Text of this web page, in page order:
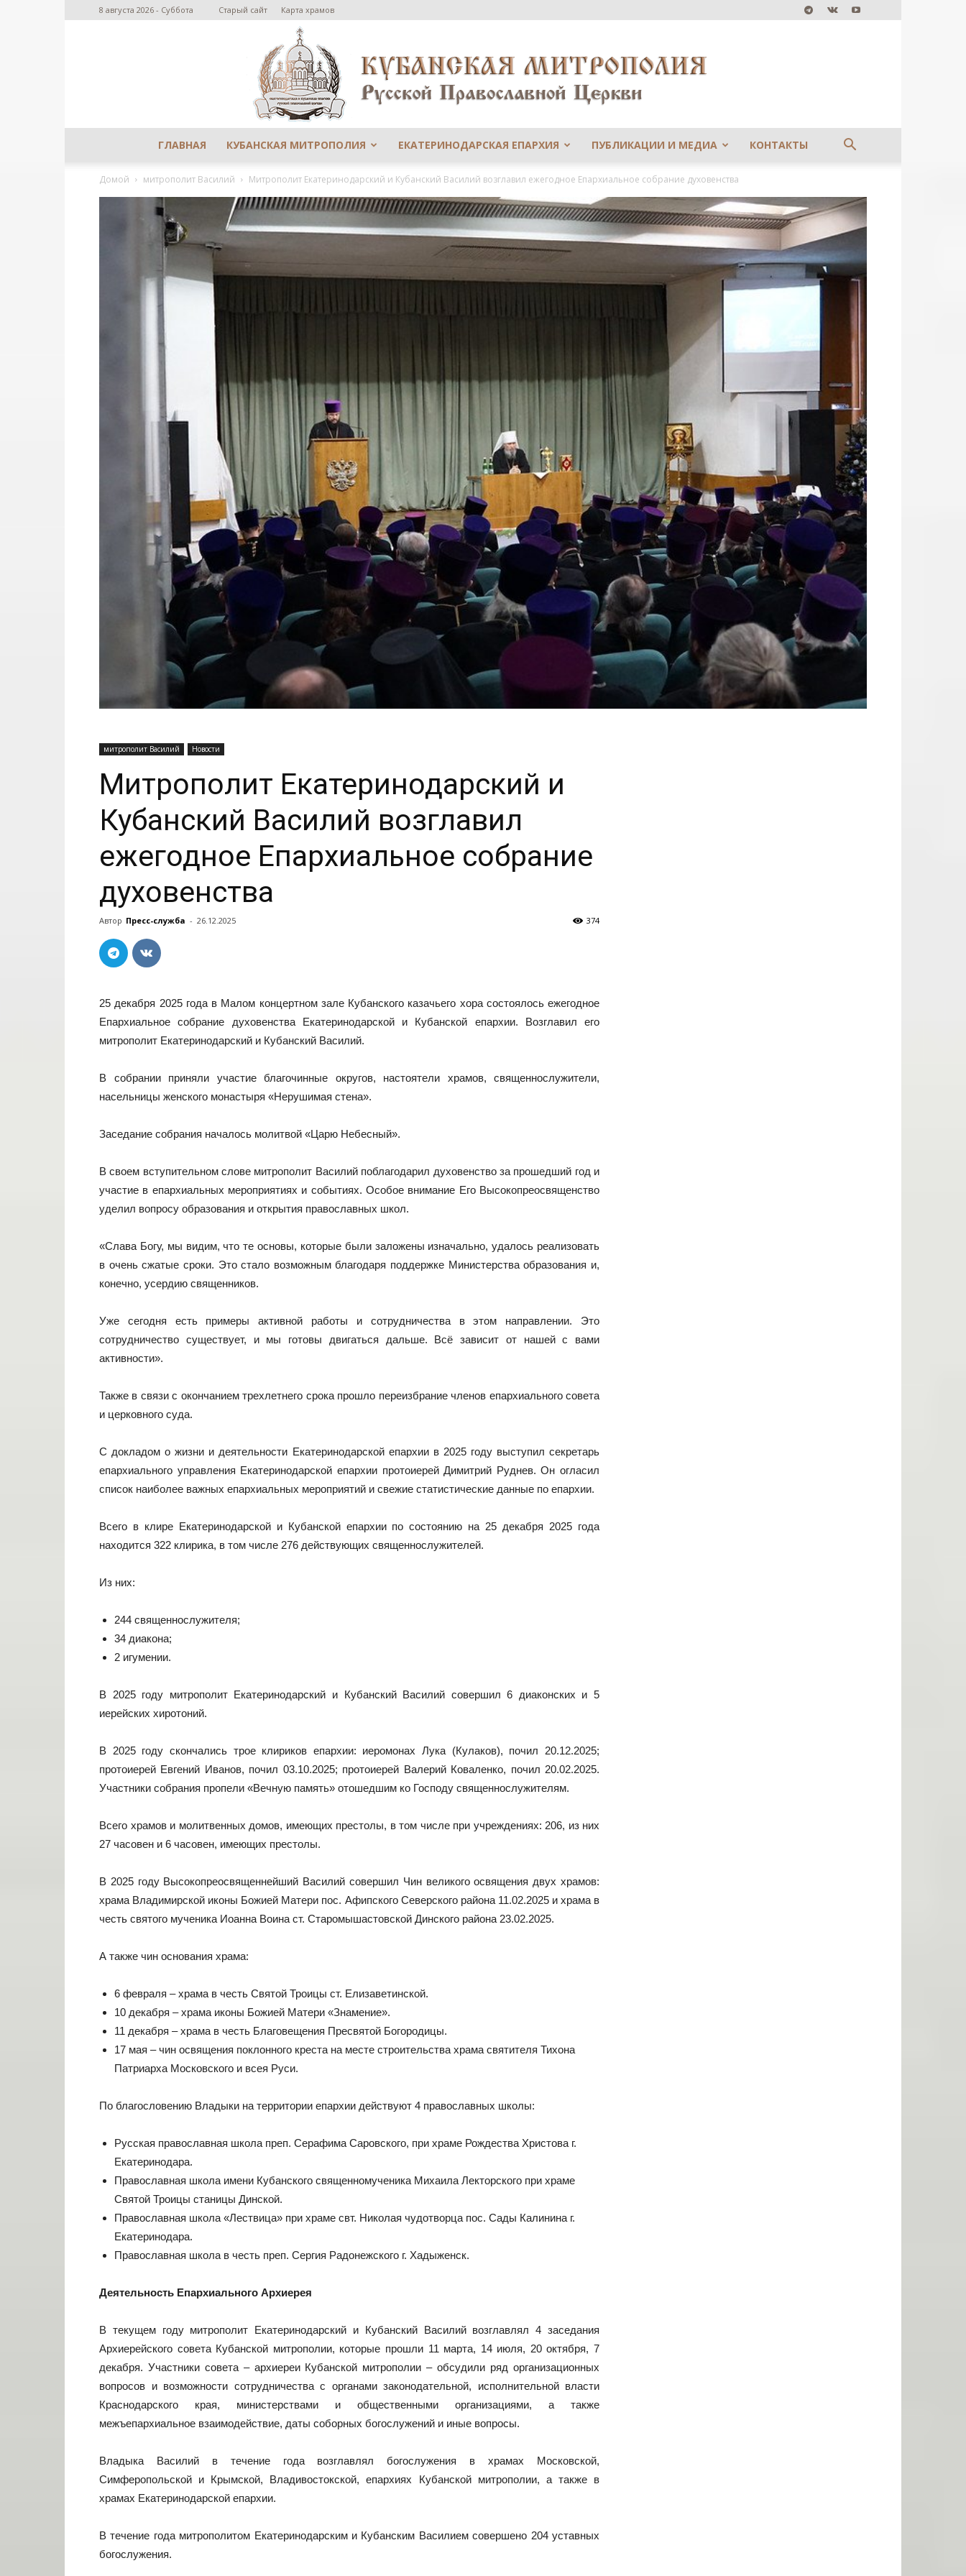
8 августа 2026 - Суббота Старый сайт Карта храмов
Екатеринодарской
Кубанской
епархии
ГЛАВНАЯ КУБАНСКАЯ МИТРОПОЛИЯ ЕКАТЕРИНОДАРСКАЯ ЕПАРХИЯ ПУБЛИКАЦИИ И МЕДИА КОНТАКТЫ
Домой митрополит Василий Митрополит Екатеринодарский и Кубанский Василий возглавил ежегодное Епархиальное собрание духовенства
митрополит Василий Новости
Митрополит Екатеринодарский и
Кубанский Василий возглавил
ежегодное Епархиальное собрание
духовенства
Автор Пресс-служба - 26.12.2025 374
25 декабря 2025 года в Малом концертном зале Кубанского казачьего хора состоялось ежегодное
Епархиальное собрание духовенства Екатеринодарской и Кубанской епархии. Возглавил его
митрополит Екатеринодарский и Кубанский Василий.
В собрании приняли участие благочинные округов, настоятели храмов, священнослужители,
насельницы женского монастыря «Нерушимая стена».
Заседание собрания началось молитвой «Царю Небесный».
В своем вступительном слове митрополит Василий поблагодарил духовенство за прошедший год и
участие в епархиальных мероприятиях и событиях. Особое внимание Его Высокопреосвященство
уделил вопросу образования и открытия православных школ.
«Слава Богу, мы видим, что те основы, которые были заложены изначально, удалось реализовать
в очень сжатые сроки. Это стало возможным благодаря поддержке Министерства образования и,
конечно, усердию священников.
Уже сегодня есть примеры активной работы и сотрудничества в этом направлении. Это
сотрудничество существует, и мы готовы двигаться дальше. Всё зависит от нашей с вами
активности».
Также в связи с окончанием трехлетнего срока прошло переизбрание членов епархиального совета
и церковного суда.
С докладом о жизни и деятельности Екатеринодарской епархии в 2025 году выступил секретарь
епархиального управления Екатеринодарской епархии протоиерей Димитрий Руднев. Он огласил
список наиболее важных епархиальных мероприятий и свежие статистические данные по епархии.
Всего в клире Екатеринодарской и Кубанской епархии по состоянию на 25 декабря 2025 года
находится 322 клирика, в том числе 276 действующих священнослужителей.
Из них:
244 священнослужителя;
34 диакона;
2 игумении.
В 2025 году митрополит Екатеринодарский и Кубанский Василий совершил 6 диаконских и 5
иерейских хиротоний.
В 2025 году скончались трое клириков епархии: иеромонах Лука (Кулаков), почил 20.12.2025;
протоиерей Евгений Иванов, почил 03.10.2025; протоиерей Валерий Коваленко, почил 20.02.2025.
Участники собрания пропели «Вечную память» отошедшим ко Господу священнослужителям.
Всего храмов и молитвенных домов, имеющих престолы, в том числе при учреждениях: 206, из них
27 часовен и 6 часовен, имеющих престолы.
В 2025 году Высокопреосвященнейший Василий совершил Чин великого освящения двух храмов:
храма Владимирской иконы Божией Матери пос. Афипского Северского района 11.02.2025 и храма в
честь святого мученика Иоанна Воина ст. Старомышастовской Динского района 23.02.2025.
А также чин основания храма:
6 февраля – храма в честь Святой Троицы ст. Елизаветинской.
10 декабря – храма иконы Божией Матери «Знамение».
11 декабря – храма в честь Благовещения Пресвятой Богородицы.
17 мая – чин освящения поклонного креста на месте строительства храма святителя Тихона
Патриарха Московского и всея Руси.
По благословению Владыки на территории епархии действуют 4 православных школы:
Русская православная школа преп. Серафима Саровского, при храме Рождества Христова г.
Екатеринодара.
Православная школа имени Кубанского священномученика Михаила Лекторского при храме
Святой Троицы станицы Динской.
Православная школа «Лествица» при храме свт. Николая чудотворца пос. Сады Калинина г.
Екатеринодара.
Православная школа в честь преп. Сергия Радонежского г. Хадыженск.
Деятельность Епархиального Архиерея
В текущем году митрополит Екатеринодарский и Кубанский Василий возглавлял 4 заседания
Архиерейского совета Кубанской митрополии, которые прошли 11 марта, 14 июля, 20 октября, 7
декабря. Участники совета – архиереи Кубанской митрополии – обсудили ряд организационных
вопросов и возможности сотрудничества с органами законодательной, исполнительной власти
Краснодарского края, министерствами и общественными организациями, а также
межъепархиальное взаимодействие, даты соборных богослужений и иные вопросы.
Владыка Василий в течение года возглавлял богослужения в храмах Московской,
Симферопольской и Крымской, Владивостокской, епархиях Кубанской митрополии, а также в
храмах Екатеринодарской епархии.
В течение года митрополитом Екатеринодарским и Кубанским Василием совершено 204 уставных
богослужения.